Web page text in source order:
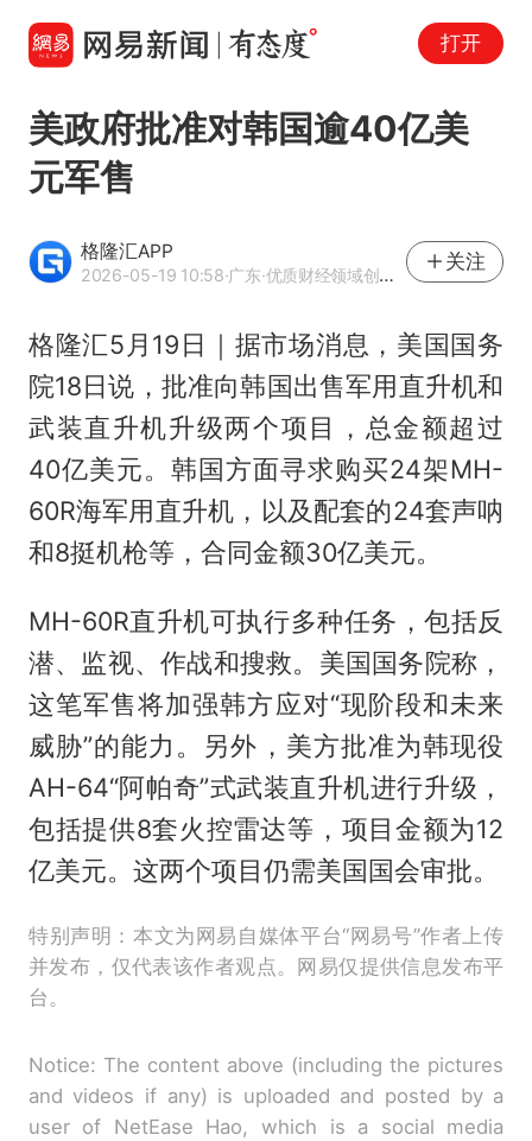
打开
美政府批准对韩国逾40亿美
元军售
格隆汇APP
2026-05-19 10:58·广东·优质财经领域创作者
关注
格隆汇5月19日｜据市场消息，美国国务
院18日说，批准向韩国出售军用直升机和
武装直升机升级两个项目，总金额超过
40亿美元。韩国方面寻求购买24架MH-
60R海军用直升机，以及配套的24套声呐
和8挺机枪等，合同金额30亿美元。
MH-60R直升机可执行多种任务，包括反
潜、监视、作战和搜救。美国国务院称，
这笔军售将加强韩方应对“现阶段和未来
威胁”的能力。另外，美方批准为韩现役
AH-64“阿帕奇”式武装直升机进行升级，
包括提供8套火控雷达等，项目金额为12
亿美元。这两个项目仍需美国国会审批。
特别声明：本文为网易自媒体平台“网易号”作者上传
并发布，仅代表该作者观点。网易仅提供信息发布平
台。
Notice: The content above (including the pictures
and videos if any) is uploaded and posted by a
user of NetEase Hao, which is a social media